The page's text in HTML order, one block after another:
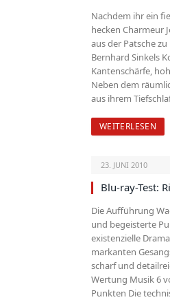
Nachdem ihr ein
hecken Charmeur
aus der Patsche
Bernhard Sinkels
Kantenschärfe,
Neben dem
aus ihrem
WEITERLESEN
23. JUNI 2010
Blu-ray-Test:
Die Aufführung
und begeisterte
existenzielle
markanten
scharf und
Wertung Musik 6
Punkten Die